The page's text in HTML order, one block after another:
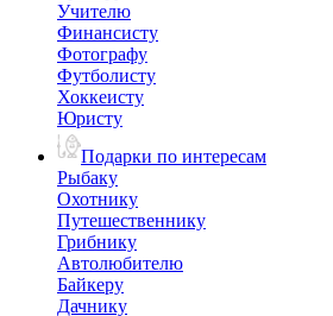
Учителю
Финансисту
Фотографу
Футболисту
Хоккеисту
Юристу
Подарки по интересам
Рыбаку
Охотнику
Путешественнику
Грибнику
Автолюбителю
Байкеру
Дачнику